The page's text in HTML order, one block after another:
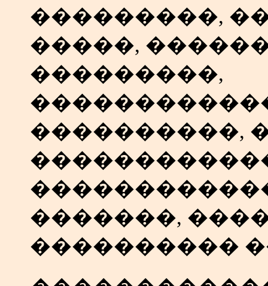
���������,
�����,
���������,
����������,
�������,
����������